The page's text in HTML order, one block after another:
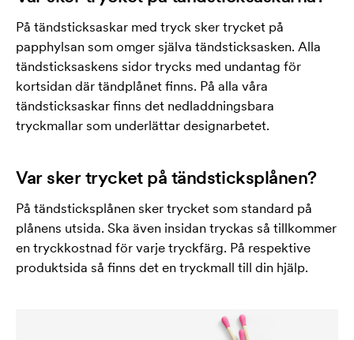
På tändsticksaskar med tryck sker trycket på
papphylsan som omger själva tändsticksasken. Alla
tändsticksaskens sidor trycks med undantag för
kortsidan där tändplånet finns. På alla våra
tändsticksaskar finns det nedladdningsbara
tryckmallar som underlättar designarbetet.
Var sker trycket på tändsticksplånen?
På tändsticksplånen sker trycket som standard på
plånens utsida. Ska även insidan tryckas så tillkommer
en tryckkostnad för varje tryckfärg. På respektive
produktsida så finns det en tryckmall till din hjälp.